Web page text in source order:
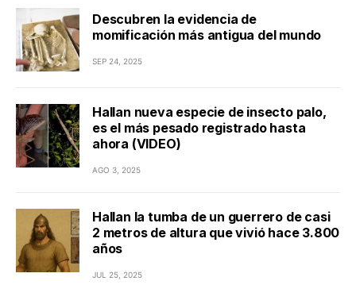
Descubren la evidencia de
momificación más antigua del mundo
SEP 24, 2025
Hallan nueva especie de insecto palo,
es el más pesado registrado hasta
ahora (VIDEO)
AGO 3, 2025
Hallan la tumba de un guerrero de casi
2 metros de altura que vivió hace 3.800
años
JUL 25, 2025